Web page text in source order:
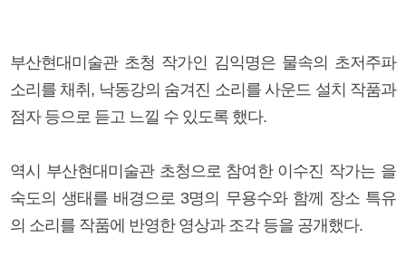
부산현대미술관 초청 작가인 김익명은 물속의 초저주파
소리를 채취, 낙동강의 숨겨진 소리를 사운드 설치 작품과
점자 등으로 듣고 느낄 수 있도록 했다.
역시 부산현대미술관 초청으로 참여한 이수진 작가는 을
숙도의 생태를 배경으로 3명의 무용수와 함께 장소 특유
의 소리를 작품에 반영한 영상과 조각 등을 공개했다.